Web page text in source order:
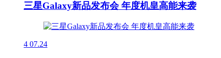
三星Galaxy新品发布会 年度机皇高能来袭
4 07.24